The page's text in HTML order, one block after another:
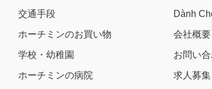
交通手段
ホーチミンのお買い物
学校・幼稚園
ホーチミンの病院
Dành
会社概要
お問い
求人募集